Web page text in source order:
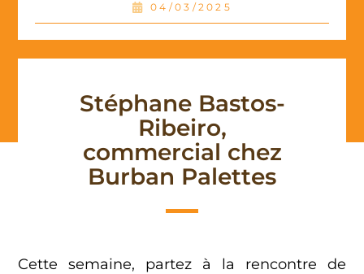
04/03/2025
Stéphane Bastos-
Ribeiro,
commercial chez
Burban Palettes
Cette semaine, partez à la rencontre de